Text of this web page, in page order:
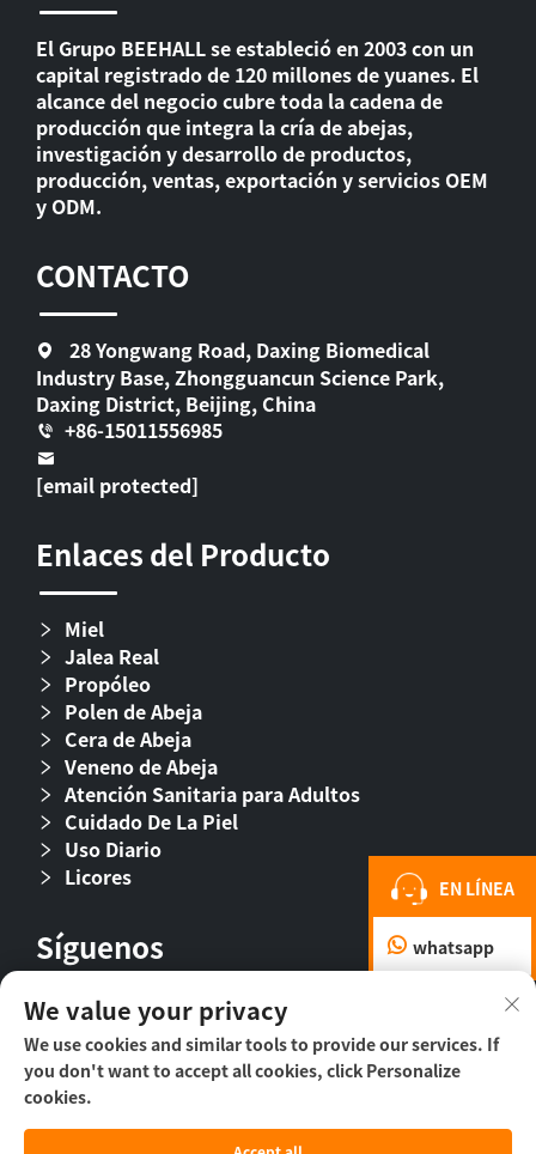
EN LÍNEA
whatsapp
El Grupo BEEHALL se estableció en 2003 con un
capital registrado de 120 millones de yuanes. El
alcance del negocio cubre toda la cadena de
producción que integra la cría de abejas,
investigación y desarrollo de productos,
producción, ventas, exportación y servicios OEM
y ODM.
CONTACTO
28 Yongwang Road, Daxing Biomedical
Industry Base, Zhongguancun Science Park,
Daxing District, Beijing, China
+86-15011556985
[email protected]
Enlaces del Producto
Miel
Jalea Real
Propóleo
Polen de Abeja
Cera de Abeja
Veneno de Abeja
Atención Sanitaria para Adultos
Cuidado De La Piel
Uso Diario
Licores
Síguenos
We value your privacy
We use cookies and similar tools to provide our services. If
you don't want to accept all cookies, click Personalize
cookies.